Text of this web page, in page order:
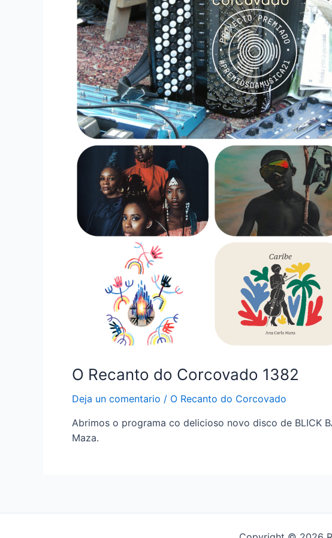
O Recanto do Corcovado 1382
Deja un comentario / O Recanto do Corcovado
Abrimos o programa co delicioso novo disco de BLICK
Maza.